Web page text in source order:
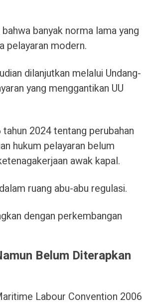
banyak norma lama yang
pelayaran modern.
dilanjutkan melalui Undang-
yang menggantikan UU
2024 tentang perubahan
hukum pelayaran belum
awak kapal.
ruang abu-abu regulasi.
dengan perkembangan
Belum Diterapkan
Labour Convention 2006